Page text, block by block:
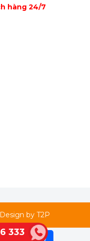
hàng 24/7
by T2P
333